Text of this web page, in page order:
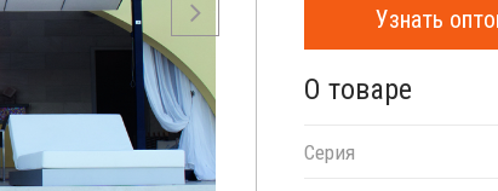
Узнать
О товаре
Серия